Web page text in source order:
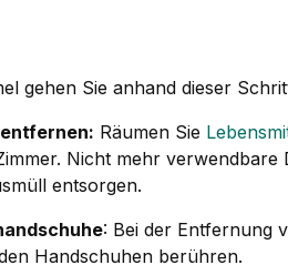
gehen Sie anhand dieser
Räumen Sie
Nicht mehr
entsorgen.
: Bei der Entfernung
Handschuhen berühren.